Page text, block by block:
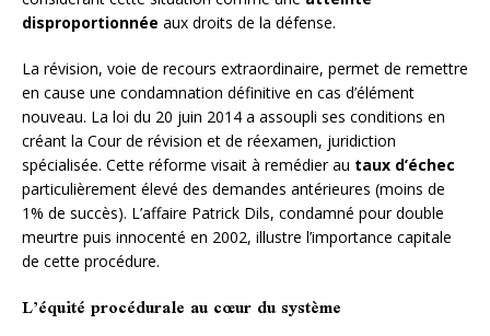
disproportionnée aux droits de la défense.
La révision, voie de recours extraordinaire, permet de remettre
en cause une condamnation définitive en cas d’élément
nouveau. La loi du 20 juin 2014 a assoupli ses conditions en
créant la Cour de révision et de réexamen, juridiction
spécialisée. Cette réforme visait à remédier au taux d’échec
particulièrement élevé des demandes antérieures (moins de
1% de succès). L’affaire Patrick Dils, condamné pour double
meurtre puis innocenté en 2002, illustre l’importance capitale
de cette procédure.
L’équité procédurale au cœur du système